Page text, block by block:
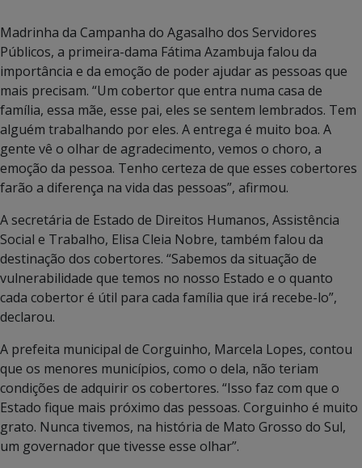
Madrinha da Campanha do Agasalho dos Servidores
Públicos, a primeira-dama Fátima Azambuja falou da
importância e da emoção de poder ajudar as pessoas que
mais precisam. “Um cobertor que entra numa casa de
família, essa mãe, esse pai, eles se sentem lembrados. Tem
alguém trabalhando por eles. A entrega é muito boa. A
gente vê o olhar de agradecimento, vemos o choro, a
emoção da pessoa. Tenho certeza de que esses cobertores
farão a diferença na vida das pessoas”, afirmou.
A secretária de Estado de Direitos Humanos, Assistência
Social e Trabalho, Elisa Cleia Nobre, também falou da
destinação dos cobertores. “Sabemos da situação de
vulnerabilidade que temos no nosso Estado e o quanto
cada cobertor é útil para cada família que irá recebe-lo”,
declarou.
A prefeita municipal de Corguinho, Marcela Lopes, contou
que os menores municípios, como o dela, não teriam
condições de adquirir os cobertores. “Isso faz com que o
Estado fique mais próximo das pessoas. Corguinho é muito
grato. Nunca tivemos, na história de Mato Grosso do Sul,
um governador que tivesse esse olhar”.